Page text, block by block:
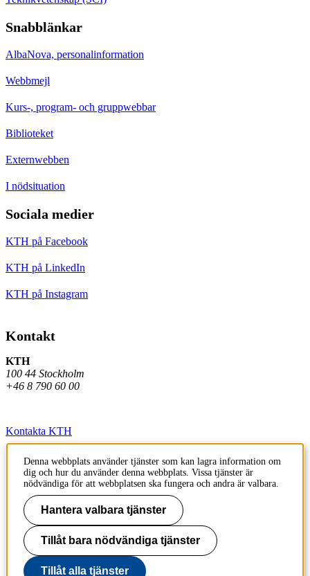
Snabblänkar
AlbaNova, personalinformation
Webbmejl
Kurs-, program- och gruppwebbar
Biblioteket
Externwebben
I nödsituation
Sociala medier
KTH på Facebook
KTH på LinkedIn
KTH på Instagram
Kontakt
KTH
100 44 Stockholm
+46 8 790 60 00
Kontakta KTH
Jobba på KTH
Press och media
Faktura och betalning KTH
Om KTH:s webbplatser
Tillgänglighetsredogörelse
Denna webbplats använder tjänster som kan lagra information om
dig och hur du använder denna webbplats. Vissa tjänster är
nödvändiga för att webbplatsen ska fungera och andra är valbara.
Hantera valbara tjänster
Tillåt bara nödvändiga tjänster
Tillåt alla tjänster